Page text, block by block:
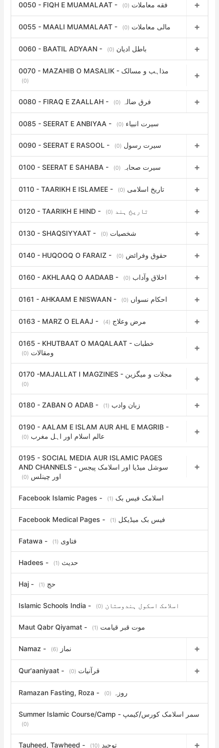
0050 - FIQH E MUAMALAAT - فقه معاملات (0)
0055 - MAALI MUAMALAAT - مالی معاملات (0)
0060 - BAATIL ADYAAN - باطل ادیان (0)
0070 - MAZAHIB O MASALIK - مذاہب و مسالک
(0)
0080 - FIRAQ E ZAALLAH - فرق ضالہ (0)
0085 - SEERAT E ANBIYAA - سیرت انبیاء (0)
0090 - SEERAT E RASOOL - سیرت رسول (0)
0100 - SEERAT E SAHABA - سیرت صحابہ (0)
0110 - TAARIKH E ISLAMEE - تاریخ اسلامی (0)
0120 - TAARIKH E HIND - تاریخ ہند (0)
0130 - SHAQSIYYAAT - شخصیات (0)
0140 - HUQOOQ O FARAIZ - حقوق وفرائض (0)
0160 - AKHLAAQ O AADAAB - اخلاق وآداب (0)
0161 - AHKAAM E NISWAAN - احکام نسواں (0)
0163 - MARZ O ELAAJ - مرض وعلاج (4)
0165 - KHUTBAAT O MAQALAAT - خطبات
ومقالات (0)
0170 -MAJALLAT I MAGZINES - مجلات و میگزین
(0)
0180 - ZABAN O ADAB - زبان وادب (1)
0190 - AALAM E ISLAM AUR AHL E MAGRIB -
عالم اسلام اور اہل مغرب (0)
0195 - SOCIAL MEDIA AUR ISLAMIC PAGES
AND CHANNELS - سوشل میڈیا اور اسلامک پیجس
اور چینلس (0)
Facebook Islamic Pages - اسلامک فیس بک (1)
Facebook Medical Pages - فیس بک میڈیکل (1)
Fatawa - فتاوی (1)
Hadees - حدیث (1)
Haj - حج (1)
Islamic Schools India - اسلامک اسکول ہندوستان (0)
Maut Qabr Qiyamat - موت قبر قیامت (1)
Namaz - نماز (6)
Qur'aaniyaat - قرآنیات (0)
Ramazan Fasting, Roza - روزہ (0)
Summer Islamic Course/Camp - سمر اسلامک کورس/کیمپ
(0)
Tauheed, Tawheed - توحید (10)